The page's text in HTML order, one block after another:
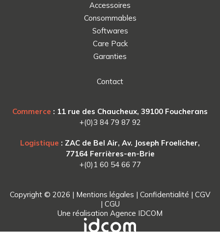
Accessoires
Consommables
Softwares
Care Pack
Garanties
Contact
Commerce : 11 rue des Chaucheux, 39100 Foucherans
+(0)3 84 79 87 92
Logistique : ZAC de Bel Air, Av. Joseph Froelicher,
77164 Ferrières-en-Brie
+(0)1 60 54 66 77
Copyright © 2026 | Mentions légales | Confidentialité | CGV
| CGU
Une réalisation Agence IDCOM